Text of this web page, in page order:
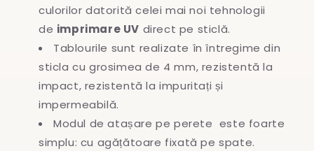
culorilor datorită celei mai noi tehnologii
de imprimare UV direct pe sticlă.
Tablourile sunt realizate în întregimedin
sticla cu grosimea de 4 mm, rezistentă la
impact, rezistentă la impuritați și
impermeabilă.
Modul de atașare pe perete este foarte
simplu: cu agățătoare fixată pe spate.